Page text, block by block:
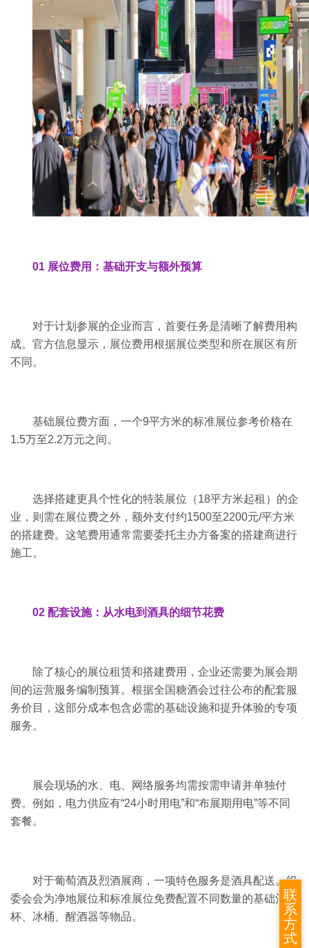
01 展位费用：基础开支与额外预算
对于计划参展的企业而言，首要任务是清晰了解费用构
成。官方信息显示，展位费用根据展位类型和所在展区有所
不同。
基础展位费方面，一个9平方米的标准展位参考价格在
1.5万至2.2万元之间。
选择搭建更具个性化的特装展位（18平方米起租）的企
业，则需在展位费之外，额外支付约1500至2200元/平方米
的搭建费。这笔费用通常需要委托主办方备案的搭建商进行
施工。
02 配套设施：从水电到酒具的细节花费
除了核心的展位租赁和搭建费用，企业还需要为展会期
间的运营服务编制预算。根据全国糖酒会过往公布的配套服
务价目，这部分成本包含必需的基础设施和提升体验的专项
服务。
展会现场的水、电、网络服务均需按需申请并单独付
费。例如，电力供应有“24小时用电”和“布展期用电”等不同
套餐。
对于葡萄酒及烈酒展商，一项特色服务是酒具配送。组
委会会为净地展位和标准展位免费配置不同数量的基础酒
杯、冰桶、醒酒器等物品。
联
系
方
式